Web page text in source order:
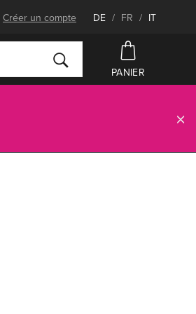
Créer un compte DE / FR / IT
PANIER